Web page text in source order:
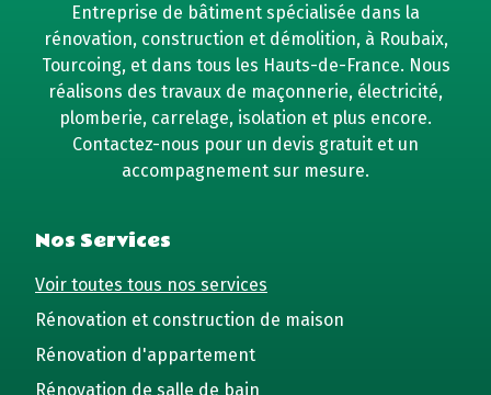
Entreprise de bâtiment spécialisée dans la
rénovation, construction et démolition, à Roubaix,
Tourcoing, et dans tous les Hauts-de-France. Nous
réalisons des travaux de maçonnerie, électricité,
plomberie, carrelage, isolation et plus encore.
Contactez-nous pour un devis gratuit et un
accompagnement sur mesure.
Nos Services
Voir toutes tous nos services
Rénovation et construction de maison
Rénovation d'appartement
Rénovation de salle de bain